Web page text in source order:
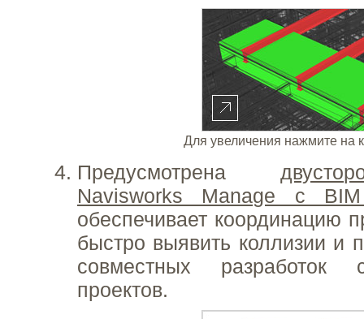
Для увеличения нажмите на
Предусмотрена
Navisworks Manage с
обеспечивает координацию
быстро выявить коллизии и
совместных
проектов.